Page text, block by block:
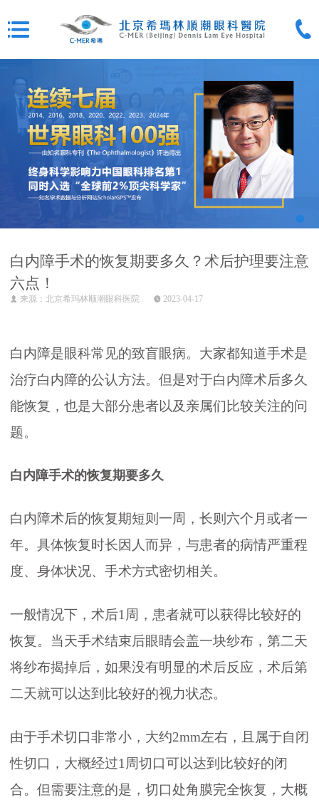
白内障手术的恢复期要多久？术后护理要注意
六点！
来源：北京希玛林顺潮眼科医院 2023-04-17
白内障是眼科常见的致盲眼病。大家都知道手术是
治疗白内障的公认方法。但是对于白内障术后多久
能恢复，也是大部分患者以及亲属们比较关注的问
题。
白内障手术的恢复期要多久
白内障术后的恢复期短则一周，长则六个月或者一
年。具体恢复时长因人而异，与患者的病情严重程
度、身体状况、手术方式密切相关。
一般情况下，术后1周，患者就可以获得比较好的
恢复。当天手术结束后眼睛会盖一块纱布，第二天
将纱布揭掉后，如果没有明显的术后反应，术后第
二天就可以达到比较好的视力状态。
由于手术切口非常小，大约2mm左右，且属于自闭
性切口，大概经过1周切口可以达到比较好的闭
合。但需要注意的是，切口处角膜完全恢复，大概